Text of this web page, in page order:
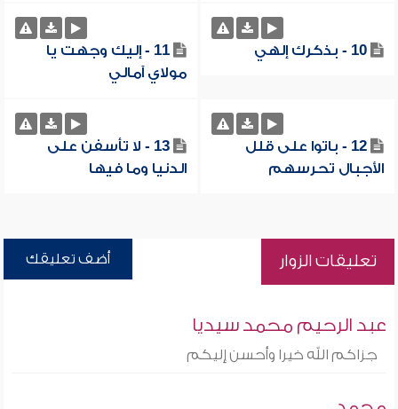
10 - بذكرك إلهي
11 - إليك وجهت يا
مولاي آمالي
12 - باتوا على قلل
الأجبال تحرسهم
13 - لا تأسفن على
الدنيا وما فيها
تعليقات الزوار أضف تعليقك
عبد الرحيم محمد سيديا
جزاكم الله خيرا وأحسن إليكم